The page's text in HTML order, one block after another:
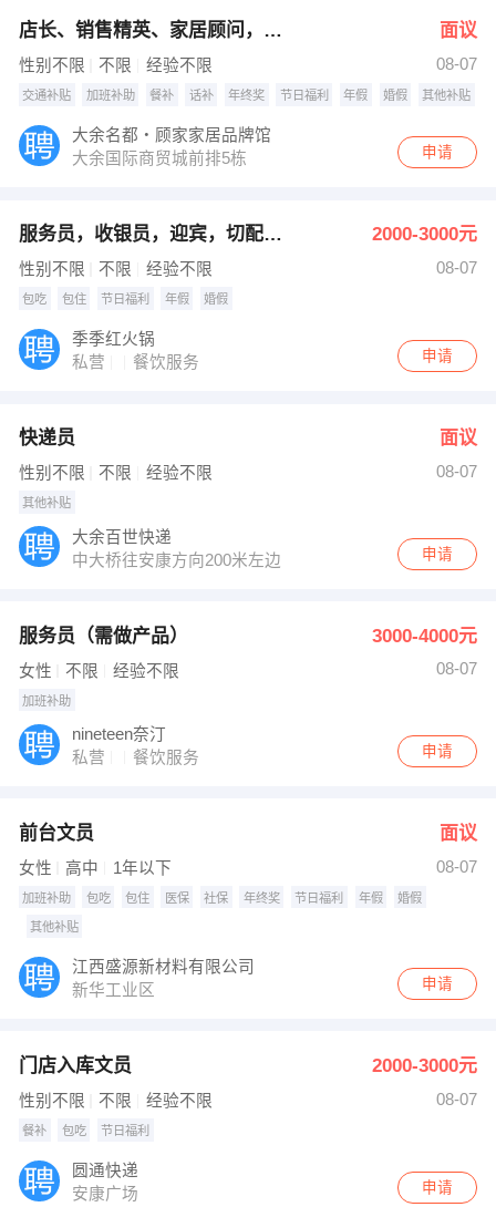
店长、销售精英、家居顾问，安装工 面议
性别不限 不限 经验不限 08-07
交通补贴 加班补助 餐补 话补 年终奖 节日福利 年假 婚假 其他补贴
大余名都・顾家家居品牌馆
大余国际商贸城前排5栋
申请
服务员，收银员，迎宾，切配打荷 2000-3000元
性别不限 不限 经验不限 08-07
包吃 包住 节日福利 年假 婚假
季季红火锅
私营
餐饮服务 申请
快递员 面议
性别不限 不限 经验不限 08-07
其他补贴
大余百世快递
中大桥往安康方向200米左边
申请
服务员（需做产品） 3000-4000元
女性 不限 经验不限 08-07
加班补助
nineteen奈汀
私营
餐饮服务 申请
前台文员 面议
女性 高中 1年以下 08-07
加班补助 包吃 包住 医保 社保 年终奖 节日福利 年假 婚假
其他补贴
江西盛源新材料有限公司
新华工业区
申请
门店入库文员 2000-3000元
性别不限 不限 经验不限 08-07
餐补 包吃 节日福利
圆通快递
安康广场
申请